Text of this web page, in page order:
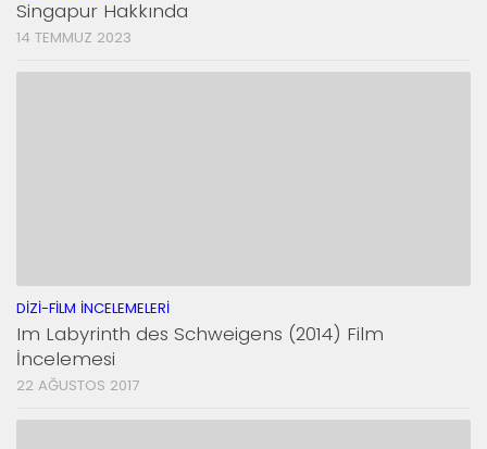
Singapur Hakkında
14 TEMMUZ 2023
DIZI-FILM İNCELEMELERI
Im Labyrinth des Schweigens (2014) Film
İncelemesi
22 AĞUSTOS 2017